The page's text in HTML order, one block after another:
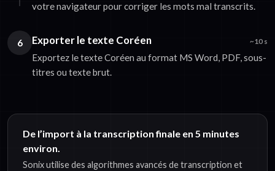
votre navigateur pour corriger les mots mal transcrits.
6 Exporter le texte Coréen ~10 s
Exportez le texte Coréen au format MS Word, PDF, sous-
titres ou texte brut.
De l’import à la transcription finale en 5 minutes
environ.
Sonix utilise des algorithmes avancés de transcription et